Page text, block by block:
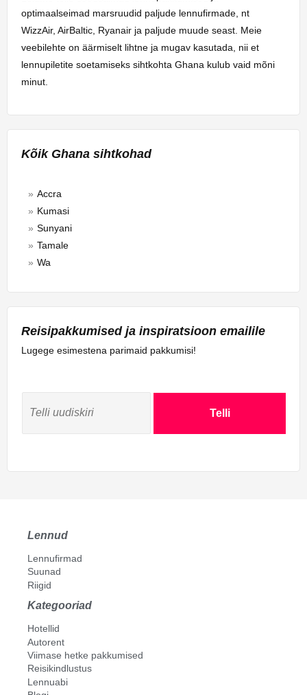
optimaalseimad marsruudid paljude lennufirmade, nt
WizzAir, AirBaltic, Ryanair ja paljude muude seast. Meie
veebilehte on äärmiselt lihtne ja mugav kasutada, nii et
lennupiletite soetamiseks sihtkohta Ghana kulub vaid mõni
minut.
Kõik Ghana sihtkohad
Accra
Kumasi
Sunyani
Tamale
Wa
Reisipakkumised ja inspiratsioon emailile
Lugege esimestena parimaid pakkumisi!
Telli
Lennud
Lennufirmad
Suunad
Riigid
Kategooriad
Hotellid
Autorent
Viimase hetke pakkumised
Reisikindlustus
Lennuabi